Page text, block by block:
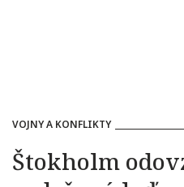
VOJNY A KONFLIKTY
Štokholm